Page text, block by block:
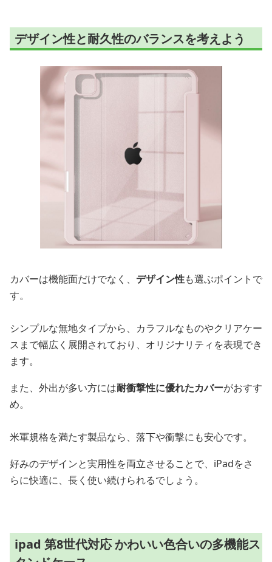
デザイン性と耐久性のバランスを考えよう
カバーは機能面だけでなく、 デザイン性も選ぶポイントで
す。
シンプルな無地タイプから、カラフルなものやクリアケー
スまで幅広く展開されており、オリジナリティを表現でき
ます。
また、外出が多い方には耐衝撃性に優れたカバーがおすす
め。
米軍規格を満たす製品なら、落下や衝撃にも安心です。
好みのデザインと実用性を両立させることで、iPadをさ
らに快適に、長く使い続けられるでしょう。
ipad 第8世代対応 かわいい色合いの多機能ス